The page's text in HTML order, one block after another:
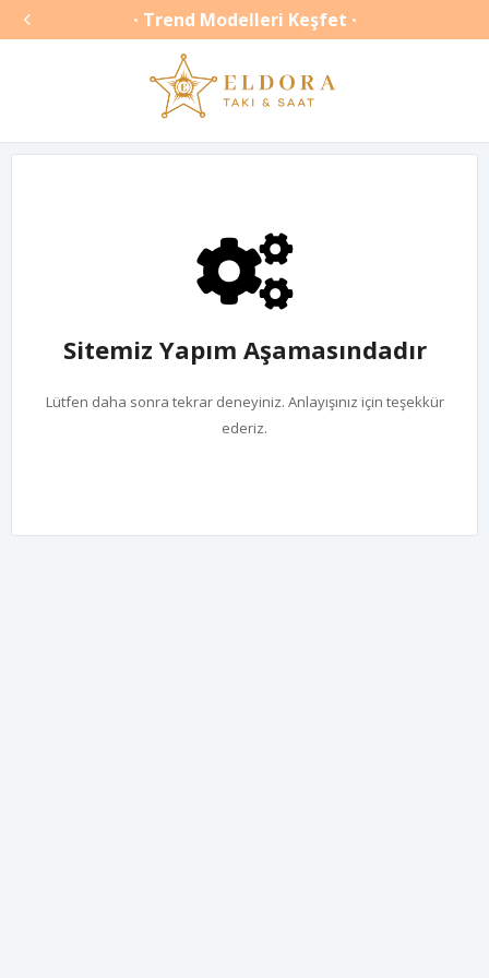
 • Trend Modelleri Keşfet •
Sitemiz Yapım Aşamasındadır
Lütfen daha sonra tekrar deneyiniz. Anlayışınız için teşekkür
ederiz.